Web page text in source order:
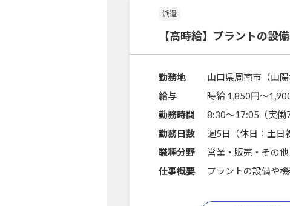
派遣
【高時給】プラントの設
勤務地
山口県周南市（山
給与
時給 1,850円〜
勤務時間
8:30～17:05（実働
勤務日数
週5日（休日：土日
職種分野
営業・販売・その他
仕事概要
プラントの設備や